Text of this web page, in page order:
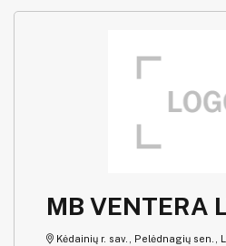
MB VENTERA
Kėdainių r. sav., Pelėdnagių sen.,